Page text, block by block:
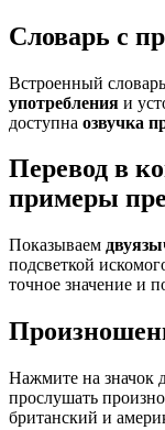
Словарь с
Встроенный
употребления и
доступна озвучка
Перевод в
примеры
Показываем
подсветкой
точное значение и
Нажмите на значок
прослушать
британский и